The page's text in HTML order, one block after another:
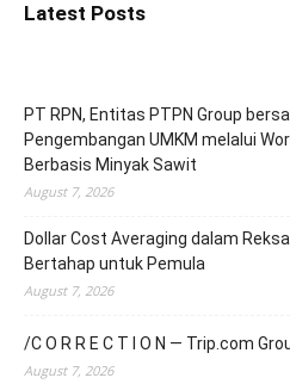
Latest Posts
PT RPN, Entitas PTPN Group
Pengembangan UMKM melalui
Berbasis Minyak Sawit
August 7, 2026
Dollar Cost Averaging dalam
Bertahap untuk Pemula
August 7, 2026
/C O R R E C T I O N — Trip.com
August 7, 2026